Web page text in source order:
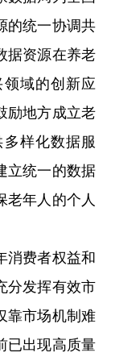
的统一协调共
据资源在养老
域的创新应
励地方成立老
样化数据服
立统一的数据
老年人的个人
消费者权益和
分发挥有效市
靠市场机制难
已出现高质量